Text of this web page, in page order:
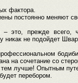
фактора.
постоянно меняют
– это, прежде всего,
никак не подойдет
на сочетание со
лучше! Опытным
перебором.